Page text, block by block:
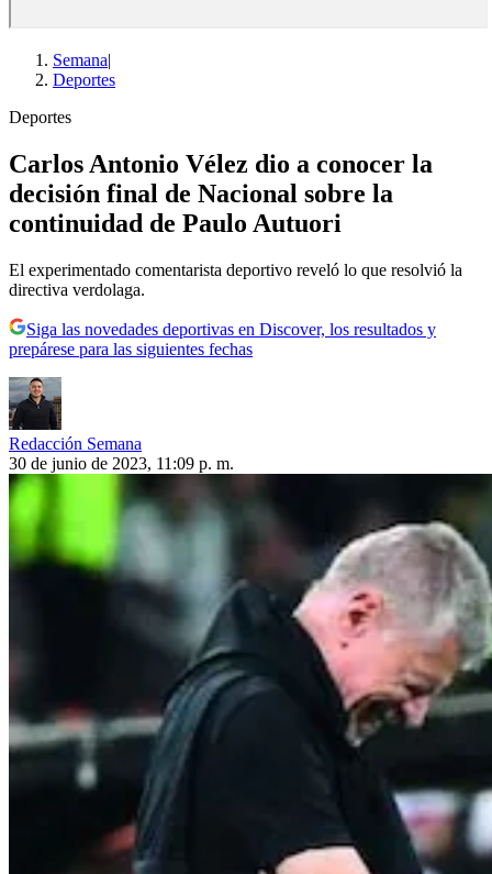
Semana|
Deportes
Deportes
Carlos Antonio Vélez dio a conocer la
decisión final de Nacional sobre la
continuidad de Paulo Autuori
El experimentado comentarista deportivo reveló lo que resolvió la
directiva verdolaga.
Siga las novedades deportivas en Discover, los resultados y
prepárese para las siguientes fechas
Redacción Semana
30 de junio de 2023, 11:09 p. m.